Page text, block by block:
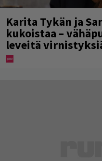
Karita Tykän ja
kukoistaa –
leveitä